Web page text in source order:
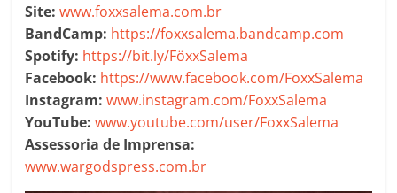
Site: www.foxxsalema.com.br
BandCamp: https://foxxsalema.bandcamp.com
Spotify: https://bit.ly/FöxxSalema
Facebook: https://www.facebook.com/FoxxSalema
Instagram: www.instagram.com/FoxxSalema
YouTube:www.youtube.com/user/FoxxSalema
Assessoria de Imprensa:
www.wargodspress.com.br